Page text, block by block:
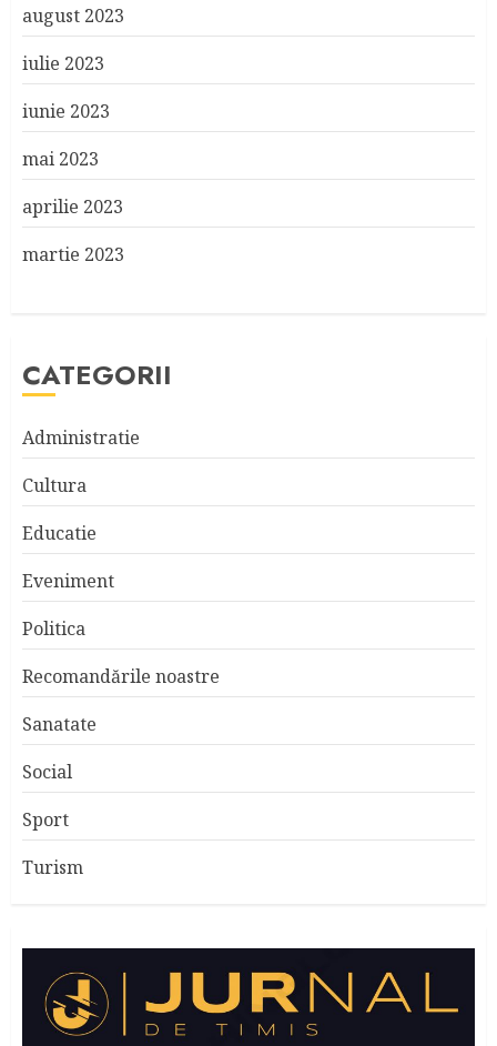
august 2023
iulie 2023
iunie 2023
mai 2023
aprilie 2023
martie 2023
CATEGORII
Administratie
Cultura
Educatie
Eveniment
Politica
Recomandările noastre
Sanatate
Social
Sport
Turism